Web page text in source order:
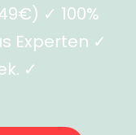
✓ 100%
Experten ✓
✓